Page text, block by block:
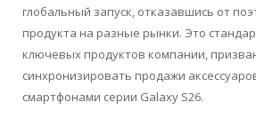
глобальный запуск, отказавшись от
продукта на разные рынки. Это
ключевых продуктов компании,
синхронизировать продажи
смартфонами серии Galaxy S26.